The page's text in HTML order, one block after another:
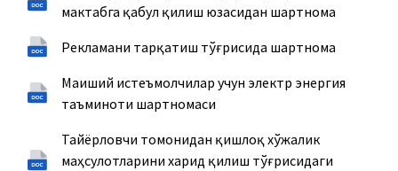
мактабга қабул қилиш юзасидан шартнома
Рекламани тарқатиш тўғрисида шартнома
Маиший истеъмолчилар учун электр энергия
таъминоти шартномаси
Тайёрловчи томонидан қишлоқ хўжалик
маҳсулотларини харид қилиш тўғрисидаги